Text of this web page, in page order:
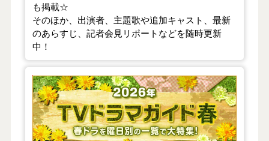
も掲載☆
そのほか、出演者、主題歌や追加キャスト、最新
のあらすじ、記者会見リポートなどを随時更新
中！
【2026年春】TVドラマガイド